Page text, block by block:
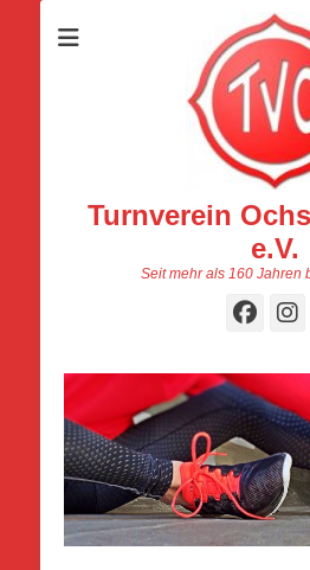
Turnverein
e.V.
Seit mehr als 160 Jahren